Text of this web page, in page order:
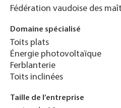
Fédération vaudoise des
Domaine spécialisé
Toits plats
Énergie photovoltaïque
Ferblanterie
Toits inclinées
Taille de l’entreprise